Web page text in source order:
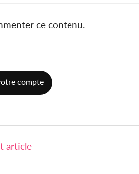
ce contenu.
compte
article